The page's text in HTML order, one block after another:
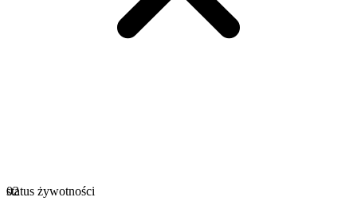
status żywotności
02